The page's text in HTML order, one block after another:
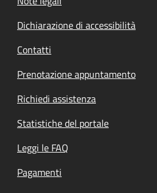
Dichiarazione di accessibilità
Contatti
Prenotazione appuntamento
Richiedi assistenza
Statistiche del portale
Leggi le FAQ
Pagamenti